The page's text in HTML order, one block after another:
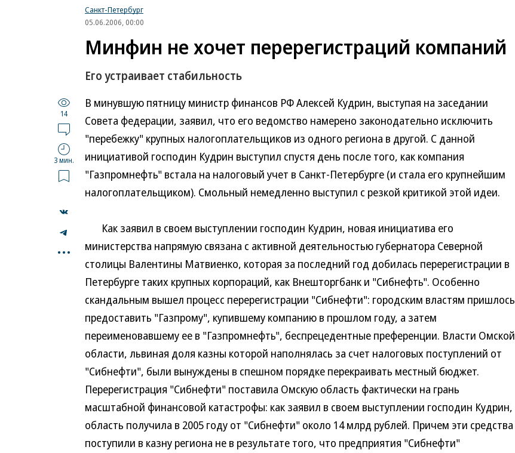
Санкт-Петербург
05.06.2006, 00:00
Минфин не хочет перерегистраций компаний
Его устраивает стабильность
14
3 мин.
...
В минувшую пятницу министр финансов РФ Алексей Кудрин, выступая на заседании
Совета федерации, заявил, что его ведомство намерено законодательно исключить
"перебежку" крупных налогоплательщиков из одного региона в другой. С данной
инициативой господин Кудрин выступил спустя день после того, как компания
"Газпромнефть" встала на налоговый учет в Санкт-Петербурге (и стала его крупнейшим
налогоплательщиком). Смольный немедленно выступил с резкой критикой этой идеи.
Как заявил в своем выступлении господин Кудрин, новая инициатива его
министерства напрямую связана с активной деятельностью губернатора Северной
столицы Валентины Матвиенко, которая за последний год добилась перерегистрации в
Петербурге таких крупных корпораций, как Внешторгбанк и "Сибнефть". Особенно
скандальным вышел процесс перерегистрации "Сибнефти": городским властям пришлось
предоставить "Газпрому", купившему компанию в прошлом году, а затем
переименовавшему ее в "Газпромнефть", беспрецедентные преференции. Власти Омской
области, львиная доля казны которой наполнялась за счет налоговых поступлений от
"Сибнефти", были вынуждены в спешном порядке перекраивать местный бюджет.
Перерегистрация "Сибнефти" поставила Омскую область фактически на грань
масштабной финансовой катастрофы: как заявил в своем выступлении господин Кудрин,
область получила в 2005 году от "Сибнефти" около 14 млрд рублей. Причем эти средства
поступили в казну региона не в результате того, что предприятия "Сибнефти"